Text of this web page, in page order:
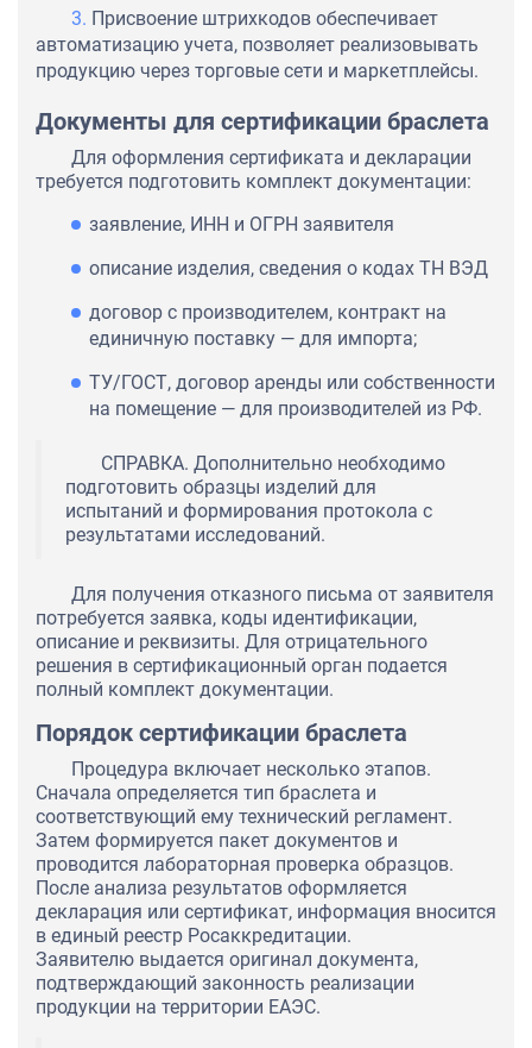
Присвоение штрихкодов обеспечивает
автоматизацию учета, позволяет реализовывать
продукцию через торговые сети и маркетплейсы.
Документы для сертификации браслета
Для оформления сертификата и декларации
требуется подготовить комплект документации:
заявление, ИНН и ОГРН заявителя
описание изделия, сведения о кодах ТН ВЭД
договор с производителем, контракт на
единичную поставку — для импорта;
ТУ/ГОСТ, договор аренды или собственности
на помещение — для производителей из РФ.
СПРАВКА. Дополнительно необходимо
подготовить образцы изделий для
испытаний и формирования протокола с
результатами исследований.
Для получения отказного письма от заявителя
потребуется заявка, коды идентификации,
описание и реквизиты. Для отрицательного
решения в сертификационный орган подается
полный комплект документации.
Порядок сертификации браслета
Процедура включает несколько этапов.
Сначала определяется тип браслета и
соответствующий ему технический регламент.
Затем формируется пакет документов и
проводится лабораторная проверка образцов.
После анализа результатов оформляется
декларация или сертификат, информация вносится
в единый реестр Росаккредитации.
Заявителю выдается оригинал документа,
подтверждающий законность реализации
продукции на территории ЕАЭС.